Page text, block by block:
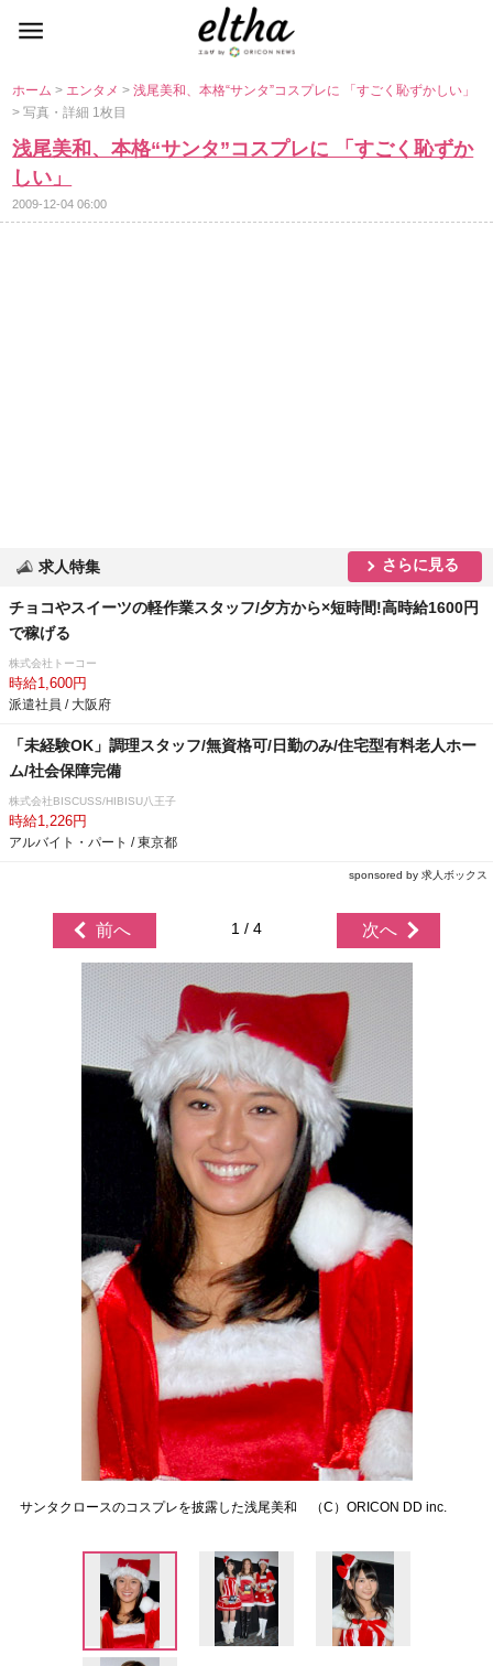
ホーム> エンタメ>浅尾美和、本格“サンタ”コスプレに 「すごく恥ずかしい」
> 写真・詳細 1枚目
浅尾美和、本格“サンタ”コスプレに 「すごく恥ずか
しい」
2009-12-04 06:00
求人特集 さらに見る
チョコやスイーツの軽作業スタッフ/夕方から×短時間!高時給1600円
で稼げる
株式会社トーコー
時給1,600円
派遣社員 / 大阪府
「未経験OK」調理スタッフ/無資格可/日勤のみ/住宅型有料老人ホー
ム/社会保障完備
株式会社BISCUSS/HIBISU八王子
時給1,226円
アルバイト・パート / 東京都
sponsored by 求人ボックス
前へ 1 / 4 次へ
サンタクロースのコスプレを披露した浅尾美和 （C）ORICON DD inc.